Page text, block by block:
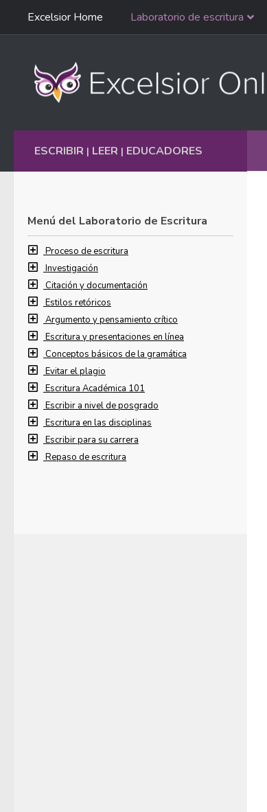
Ir al contenido
navegación
Excelsior Home Laboratorio de escritura
ESCRIBIR | LEER | EDUCADORES
Menú del Laboratorio de Escritura
Proceso de escritura
Investigación
Citación y documentación
Estilos retóricos
Argumento y pensamiento crítico
Escritura y presentaciones en línea
Conceptos básicos de la gramática
Evitar el plagio
Escritura Académica 101
Escribir a nivel de posgrado
Escritura en las disciplinas
Escribir para su carrera
Repaso de escritura